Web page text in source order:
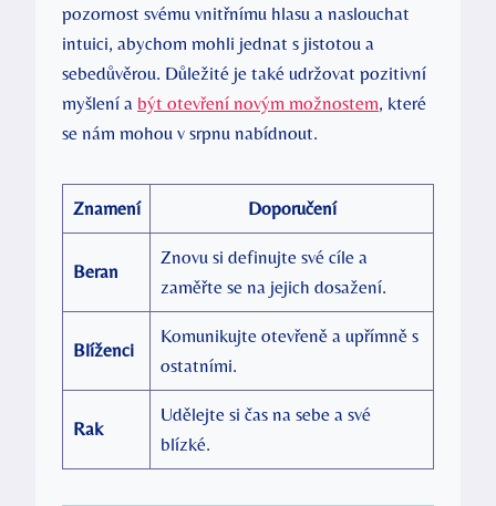
pozornost svému vnitřnímu hlasu a naslouchat
intuici, abychom mohli jednat s jistotou a
sebedůvěrou. Důležité je také udržovat pozitivní
myšlení a být otevření novým možnostem, které
se nám mohou v srpnu nabídnout.
Znamení Doporučení
Beran
Znovu si definujte své cíle a
zaměřte se na jejich dosažení.
Blíženci
Komunikujte otevřeně a upřímně s
ostatními.
Rak
Udělejte si čas na sebe a své
blízké.